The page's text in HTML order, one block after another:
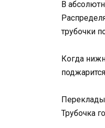
В
трубочки
Когда
Трубочка